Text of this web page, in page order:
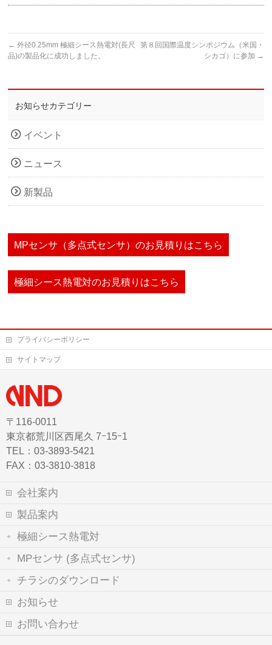
← 外径0.25mm 極細シース熱電対(長尺
品)の製品化に成功しました。
第８回国際温度シンポジウム（米国・
シカゴ）に参加 →
お知らせカテゴリー
イベント
ニュース
新製品
MPセンサ（多点式センサ）のお見積りはこちら
極細シース熱電対のお見積りはこちら
プライバシーポリシー
サイトマップ
〒116-0011
東京都荒川区西尾久 7ｰ15ｰ1
TEL：03-3893-5421
FAX：03-3810-3818
会社案内
製品案内
極細シース熱電対
MPセンサ (多点式センサ)
チラシのダウンロード
お知らせ
お問い合わせ